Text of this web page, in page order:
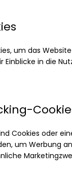
um das
in die
Cookies oder
um Werbung